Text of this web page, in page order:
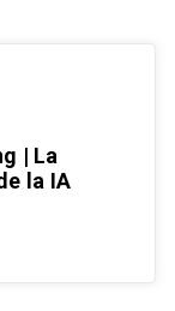
| La
la IA